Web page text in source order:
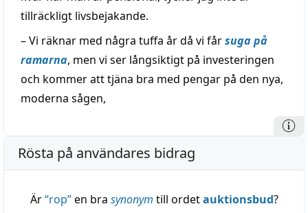
tillräckligt livsbejakande.
– Vi räknar med några tuffa år då vi fårsuga på
ramarna, men vi ser långsiktigt på investeringen
och kommer att tjäna bra med pengar på den nya,
moderna sågen,
Rösta på användares bidrag
Är“rop”en bra synonym till ordetauktionsbud?